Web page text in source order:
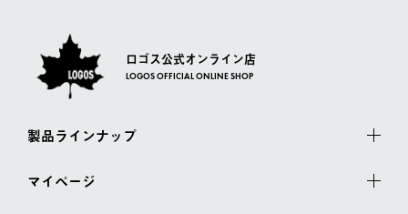
ロゴス公式オンライン店
LOGOS OFFICIAL ONLINE SHOP
製品ラインナップ
マイページ